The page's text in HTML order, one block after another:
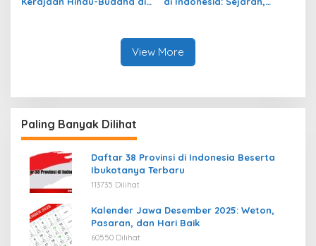
View More
Paling Banyak Dilihat
Daftar 38 Provinsi di Indonesia Beserta
Ibukotanya Terbaru
113735 Dilihat
Kalender Jawa Desember 2025: Weton,
Pasaran, dan Hari Baik
60550 Dilihat